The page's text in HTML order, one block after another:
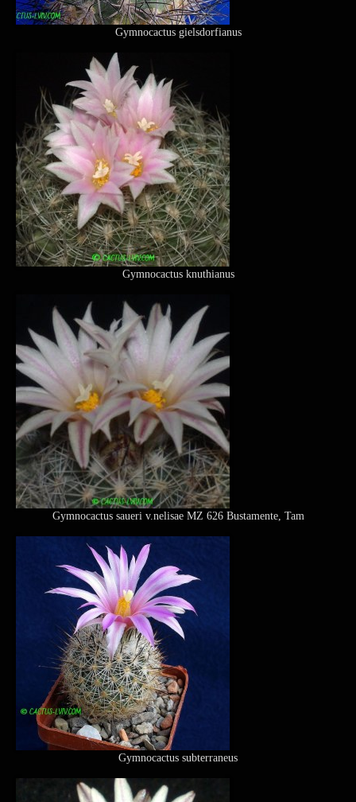
Gymnocactus gielsdorfianus
Gymnocactus knuthianus
Gymnocactus saueri v.nelisae MZ 626 Bustamente, Tam
Gymnocactus subterraneus